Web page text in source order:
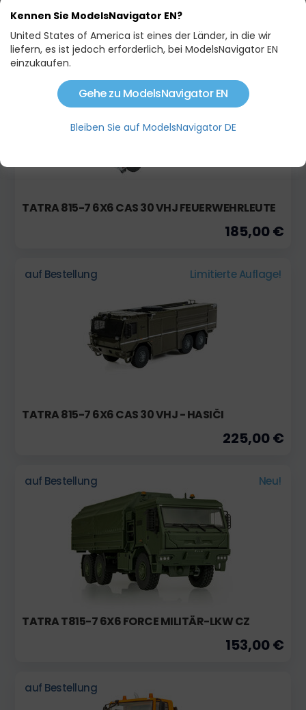
auf Bestellung
TATRA 815-7 6X6 CAS 30 VHJ FEUERWEHRLEUTE
185,00 €
auf Bestellung Limitierte Auflage!
TATRA 815-7 6X6 CAS 30 VHJ - HASIČI
225,00 €
auf Bestellung Neu!
TATRA T815-7 6X6 FORCE MILITÄR-LKW CZ
153,00 €
auf Bestellung
Kennen Sie ModelsNavigator EN?
United States of America ist eines der Länder, in die wir
liefern, es ist jedoch erforderlich, bei ModelsNavigator EN
einzukaufen.
Gehe zu ModelsNavigator EN
Bleiben Sie auf ModelsNavigator DE